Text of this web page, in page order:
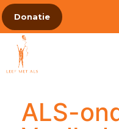
Donatie
ALS-